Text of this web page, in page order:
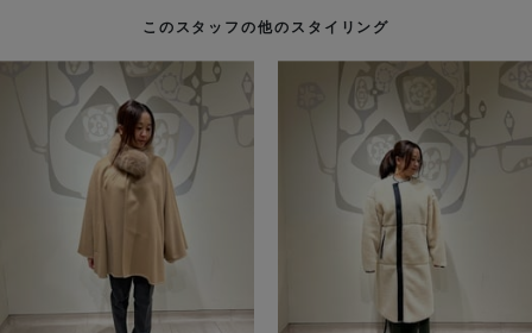
このスタッフの他のスタイリング